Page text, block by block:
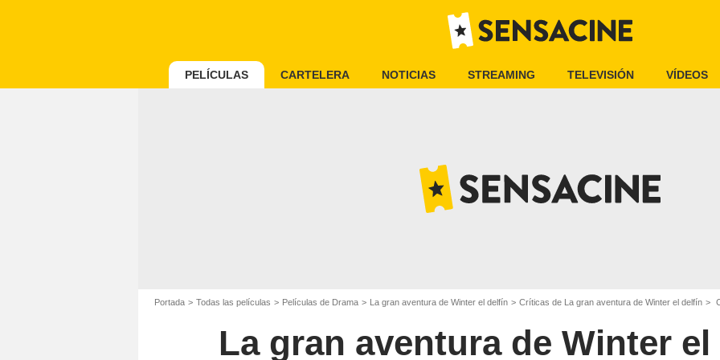
PELÍCULAS CARTELERA NOTICIAS STREAMING TELEVISIÓN VÍDEOS
Portada Todas las películas Películas de Drama La gran aventura de Winter el delfín Críticas de La gran aventura de Winter el delfín
La gran aventura de Winter